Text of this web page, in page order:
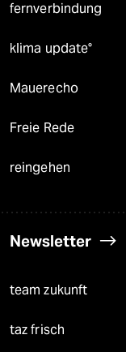
fernverbindung
klima update°
Mauerecho
Freie Rede
reingehen
Newsletter
team zukunft
taz frisch